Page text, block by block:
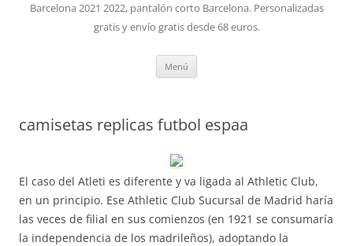
Barcelona 2021 2022, pantalón corto Barcelona. Personalizadas
gratis y envío gratis desde 68 euros.
Menú
camisetas replicas futbol espaa
El caso del Atleti es diferente y va ligada al Athletic Club,
en un principio. Ese Athletic Club Sucursal de Madrid haría
las veces de filial en sus comienzos (en 1921 se consumaría
la independencia de los madrileños), adoptando la